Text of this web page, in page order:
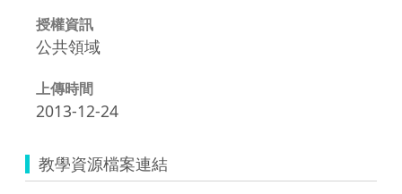
授權資訊
公共領域
上傳時間
2013-12-24
教學資源檔案連結